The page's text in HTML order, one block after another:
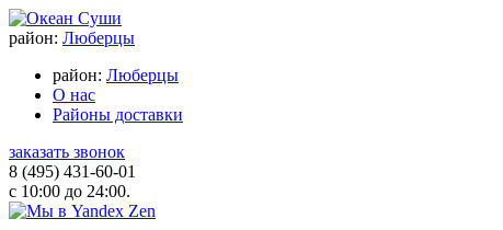
район: Люберцы
район: Люберцы
О нас
Районы доставки
заказать звонок
8 (495) 431-60-01
с 10:00 до 24:00.